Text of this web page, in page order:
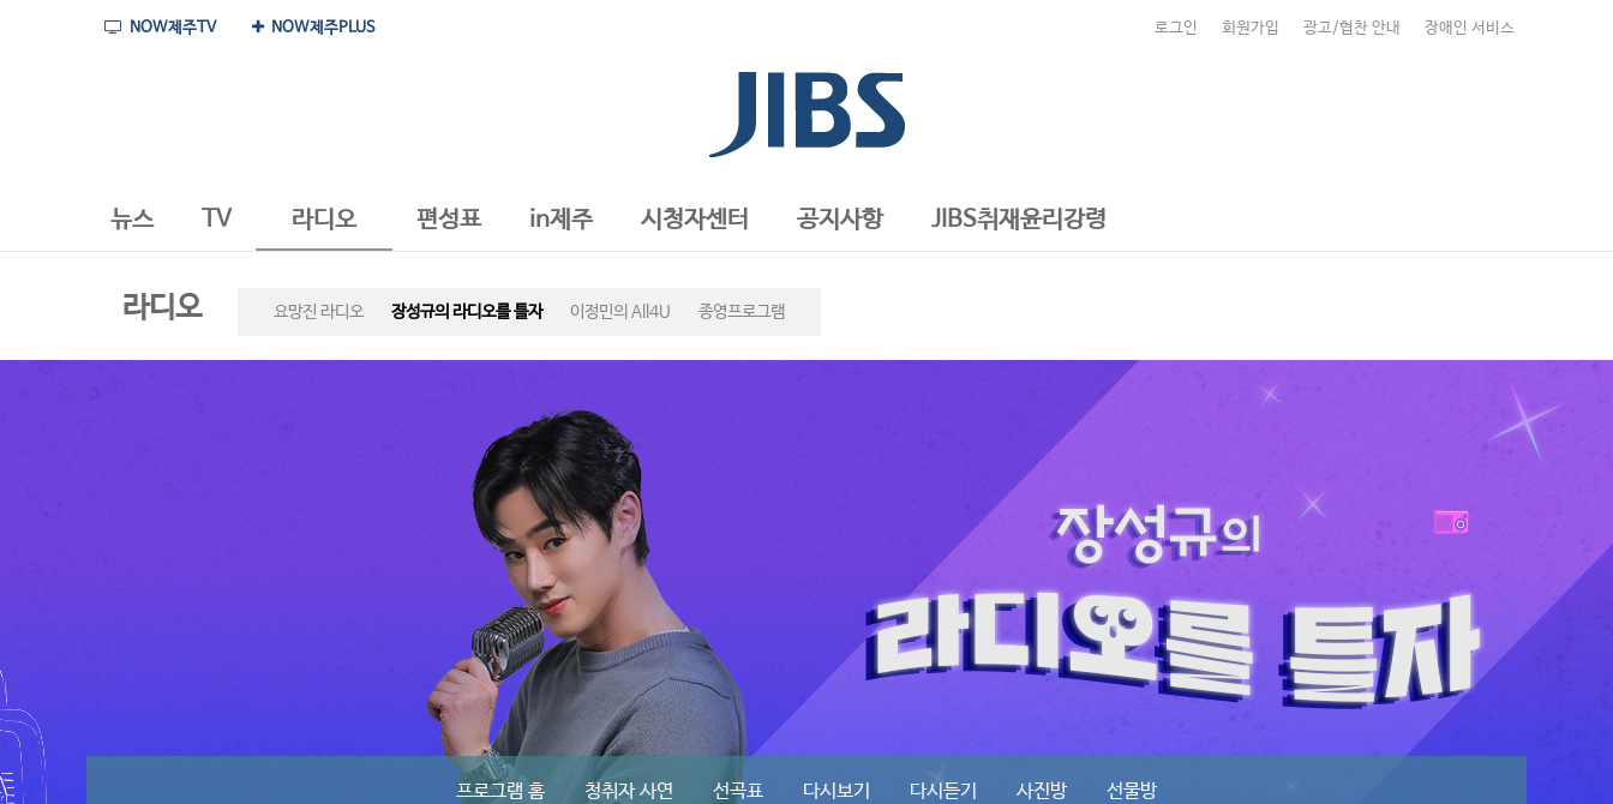
NOW제주PLUS
NOW제주TV 장애인 서비스
광고/협찬 안내
회원가입
로그인
뉴스 TV 라디오 편성표 in제주 시청자센터 공지사항 JIBS취재윤리강령
라디오 요망진 라디오 장성규의 라디오를 틀자 이정민의 All4U 종영프로그램
프로그램 홈 청취자 사연 선곡표 다시보기 다시듣기 사진방 선물방